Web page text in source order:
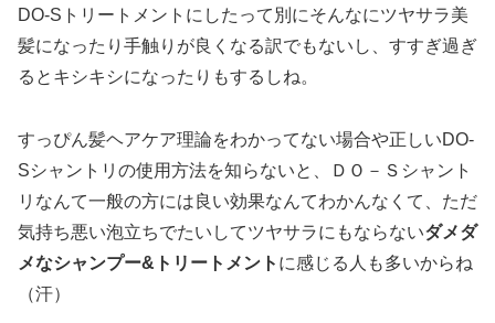
DO-Sトリートメントにしたって別にそんなにツヤサラ美
髪になったり手触りが良くなる訳でもないし、すすぎ過ぎ
るとキシキシになったりもするしね。
すっぴん髪ヘアケア理論をわかってない場合や正しいDO-
Sシャントリの使用方法を知らないと、ＤＯ－Ｓシャント
リなんて一般の方には良い効果なんてわかんなくて、ただ
気持ち悪い泡立ちでたいしてツヤサラにもならないダメダ
メなシャンプー&トリートメント に感じる人も多いからね
（汗）